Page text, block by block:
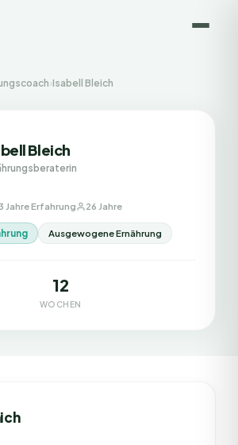
›Isabell Bleich
Bleich
Jahre Erfahrung 26 Jahre
Ausgewogene Ernährung
12
WOCHEN